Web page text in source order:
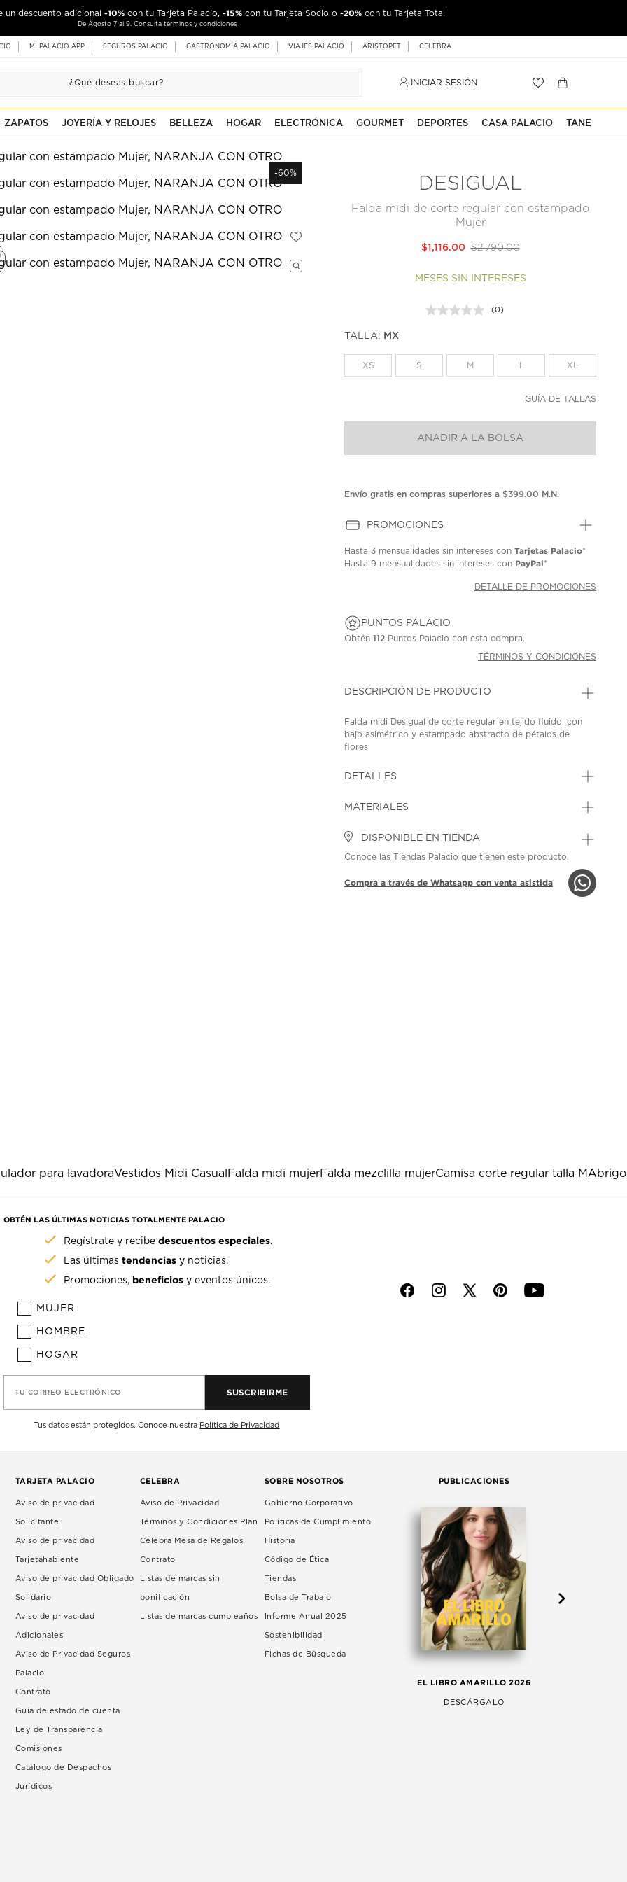
un descuento adicional -10% con tu Tarjeta Palacio, -15% con tu Tarjeta Socio o -20% con tu Tarjeta Total
De Agosto 7 al 9. Consulta términos y condiciones
MI PALACIO APP SEGUROS PALACIO GASTRONOMÍA PALACIO VIAJES PALACIO ARISTOPET CELEBRA
INICIAR SESIÓN
ZAPATOS JOYERÍA Y RELOJES BELLEZA HOGAR ELECTRÓNICA GOURMET DEPORTES CASA PALACIO TANE
-60%
DESIGUAL
Falda midi de corte regular con estampado
Mujer
$2,790.00
$1,116.00
MESES SIN INTERESES
Sin
misma
(0)
TALLA: MX
XS S M XL
GUÍA DE TALLAS
AÑADIR A LA BOLSA
Envío gratis en compras superiores a $399.00 M.N.
PROMOCIONES
Hasta 3 mensualidades sin intereses conTarjetas Palacio*
Hasta9 mensualidades sin intereses con PayPal*
DETALLE DE PROMOCIONES
PUNTOS PALACIO
Obtén112 Puntos Palacio con esta compra.
TÉRMINOS Y CONDICIONES
DESCRIPCIÓN DE PRODUCTO
Falda midi Desigual de corte regular en tejido fluido, con
bajo asimétrico y estampado abstracto de pétalos de
flores.
DETALLES
MATERIALES
DISPONIBLE EN TIENDA
Conoce las Tiendas Palacio que tienen este producto.
Compra a través de Whatsapp con venta asistida
para lavadoraVestidos Midi Casual Falda midi mujerFalda mezclilla mujerCamisa corte regular talla MAbrigo
OBTÉN LAS ÚLTIMAS NOTICIAS TOTALMENTE PALACIO
Regístrate y recibedescuentos especiales.
Las últimastendencias y noticias.
Promociones, beneficios y eventos únicos.
MUJER
HOMBRE
HOGAR
TU CORREO ELECTRÓNICO SUSCRIBIRME
Tus datos están protegidos. Conoce nuestra Política de Privacidad
f i p y
TARJETA PALACIO
Aviso de privacidad
Solicitante
Aviso de privacidad
Tarjetahabiente
Aviso de privacidad Obligado
Solidario
Aviso de privacidad
Adicionales
Aviso de Privacidad Seguros
Palacio
Contrato
Guía de estado de cuenta
Ley de Transparencia
Comisiones
Catálogo de Despachos
Jurídicos
CELEBRA
Aviso de Privacidad
Términos y Condiciones Plan
Celebra Mesa de Regalos.
Contrato
Listas de marcas sin
bonificación
Listas de marcas cumpleaños
SOBRE NOSOTROS
Gobierno Corporativo
Políticas de Cumplimiento
Historia
Código de Ética
Tiendas
Bolsa de Trabajo
Informe Anual 2025
Sostenibilidad
Fichas de Búsqueda
PUBLICACIONES
EL LIBRO AMARILLO 2026
DESCÁRGALO